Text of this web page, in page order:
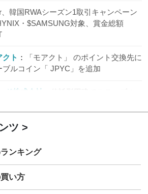
韓国RWAシーズン1取引キャンペーン
・$SAMSUNG対象、賞金総額
ト
「モアクト」 のポイント交換先に
ブルコイン「 JPYC」を追加
ド株式会社
信託型円建てステーブル
ツ
ンキング
い方